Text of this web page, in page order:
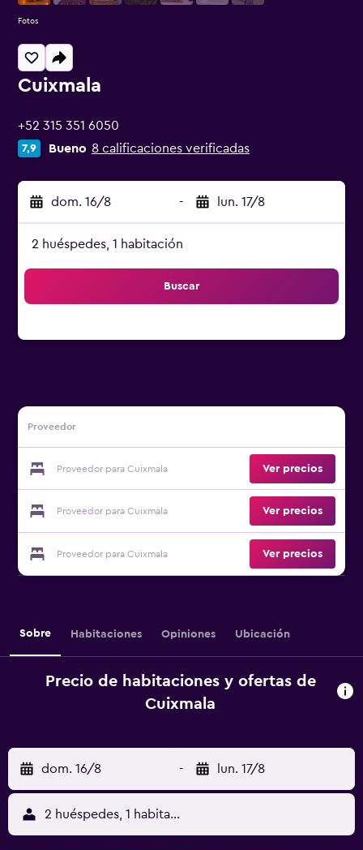
Cuixmala
+52 315 351 6050
7,9 Bueno 8 calificaciones verificadas
dom. 16/8 - lun. 17/8
2 huéspedes, 1 habitación
Buscar
Proveedor
Proveedor para Cuixmala Ver precios
Proveedor para Cuixmala Ver precios
Proveedor para Cuixmala Ver precios
Fotos
Sobre Habitaciones Opiniones Ubicación
Precio de habitaciones y ofertas de
Cuixmala
dom. 16/8 - lun. 17/8
2 huéspedes, 1 habitación